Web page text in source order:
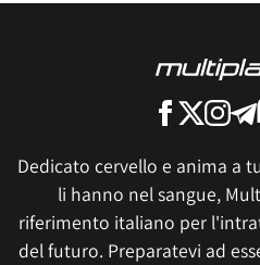
Dedicato cervello e anima a
li hanno nel sangue,
riferimento italiano per
del futuro. Preparatevi ad